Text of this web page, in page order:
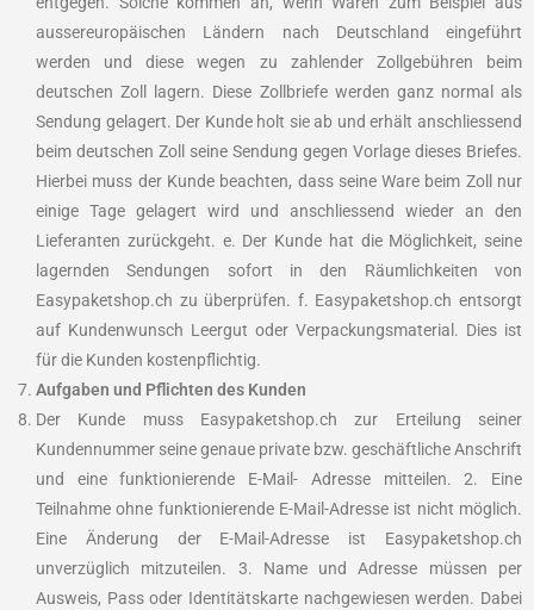
aussereuropäischen Ländern nach Deutschland eingeführt
werden und diese wegen zu zahlender Zollgebühren beim
deutschen Zoll lagern. Diese Zollbriefe werden ganz normal als
Sendung gelagert. Der Kunde holt sie ab und erhält anschliessend
beim deutschen Zoll seine Sendung gegen Vorlage dieses Briefes.
Hierbei muss der Kunde beachten, dass seine Ware beim Zoll nur
einige Tage gelagert wird und anschliessend wieder an den
Lieferanten zurückgeht. e. Der Kunde hat die Möglichkeit, seine
lagernden Sendungen sofort in den Räumlichkeiten von
Easypaketshop.ch zu überprüfen. f. Easypaketshop.ch entsorgt
auf Kundenwunsch Leergut oder Verpackungsmaterial. Dies ist
für die Kunden kostenpflichtig.
Aufgaben und Pflichten des Kunden
Der Kunde muss Easypaketshop.ch zur Erteilung seiner
Kundennummer seine genaue private bzw. geschäftliche Anschrift
und eine funktionierende E-Mail- Adresse mitteilen. 2. Eine
Teilnahme ohne funktionierende E-Mail-Adresse ist nicht möglich.
Eine Änderung der E-Mail-Adresse ist Easypaketshop.ch
unverzüglich mitzuteilen. 3. Name und Adresse müssen per
Ausweis, Pass oder Identitätskarte nachgewiesen werden. Dabei